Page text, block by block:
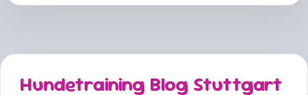
Hundetraining Blog Stuttgart